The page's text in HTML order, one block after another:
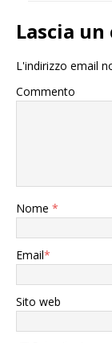
Lascia
L'indirizzo email
Commento
Nome *
Email*
Sito web